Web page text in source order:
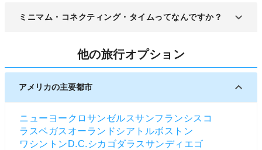
航空会社によってはWi-Fiの利用が可能です。詳細
ミニマム・コネクティング・タイムってなんですか？
飛行機の乗り継ぎの場合、各航空会社で設定された
MCT（ミニマムコネクティングタイム／最低乗継時
間）が必要です。このMCTをクリアした旅程のみ航
空券の予約・発券可が能です。
他の旅行オプション
アメリカの主要都市
ニューヨーク ロサンゼルスサンフランシスコ
ラスベガス オーランド シアトルボストン
ワシントンD.C. シカゴダラスサンディエゴ